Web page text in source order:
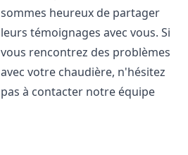
sommes heureux de partager
leurs témoignages avec vous. Si
vous rencontrez des problèmes
avec votre chaudière, n'hésitez
pas à contacter notre équipe